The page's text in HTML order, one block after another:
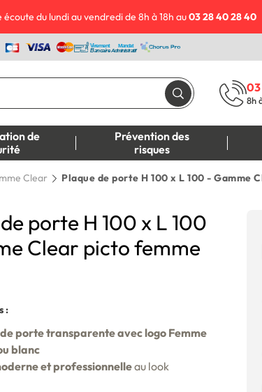
du lundi au vendredi de 8h à 18h au03 28 40 28 40
03
8h
de
Prévention des
risques
Clear Plaque de porte H 100 x L 100 - Gamme
porte H 100 x L 100
Clear picto femme
:
porte transparente avec logo Femme
blanc
et professionnelleau look